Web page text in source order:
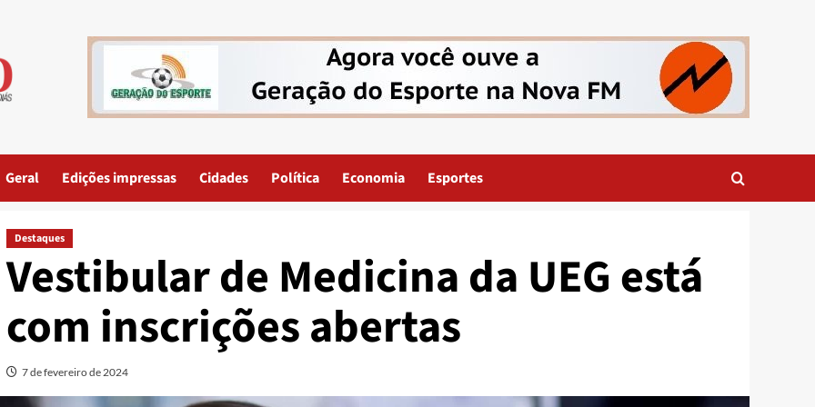
Geral Edições impressas Cidades Política Economia Esportes
Destaques
Vestibular de Medicina da UEG está
com inscrições abertas
7 de fevereiro de 2024